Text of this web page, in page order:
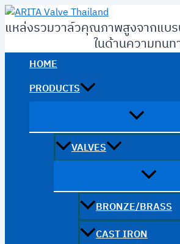
Skip
to
แหล่งรวมวาล์วคุณภาพสูงจากแบร
ในด้านความทนท
HOME
PRODUCTS
VALVES
BRONZE/BRASS
CAST IRON